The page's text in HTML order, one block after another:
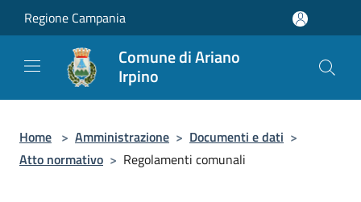
Salta al contenuto principale
Regione Campania
Comune di Ariano
Irpino
Home > Amministrazione > Documenti e dati >
Atto normativo > Regolamenti comunali